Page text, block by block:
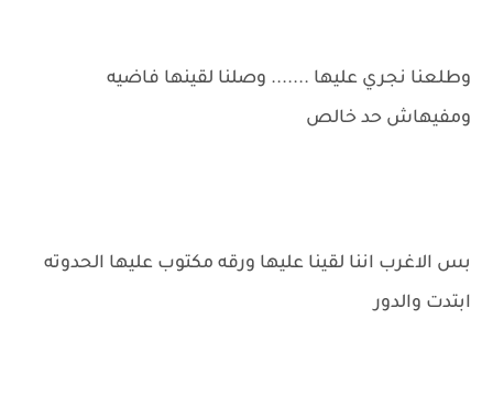
وطلعنا نجري عليها ....... وصلنا لقينها فاضيه
ومفيهاش حد خالص
بس الاغرب اننا لقينا عليها ورقه مكتوب عليها الحدوته
ابتدت والدور